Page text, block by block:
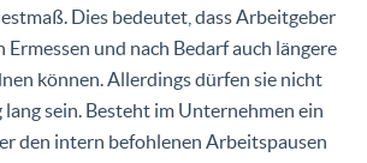
Dies bedeutet, dass Arbeitgeber
Ermessen und nach Bedarf auch längere
können. Allerdings dürfen sie nicht
sein. Besteht im Unternehmen ein
er den intern befohlenen Arbeitspausen